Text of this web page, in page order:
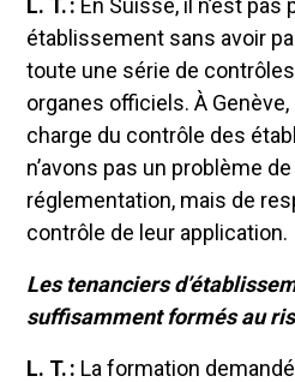
établissement sans avoir
toute une série de
organes officiels. À
charge du contrôle des
n’avons pas un problème
réglementation, mais de
contrôle de leur application.
Les tenanciers
suffisamment formés au
L. T. : La formation